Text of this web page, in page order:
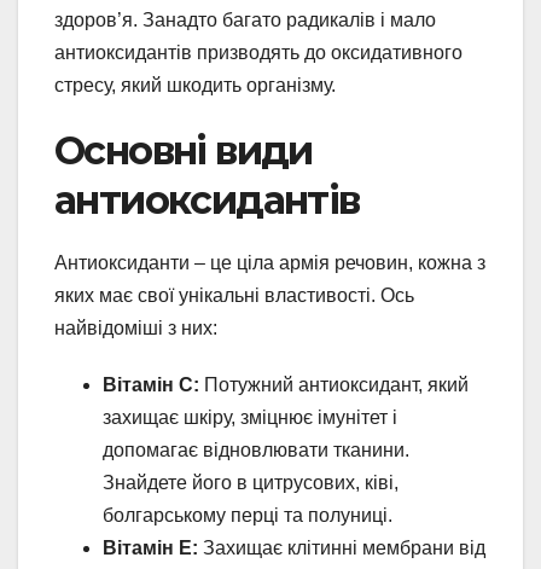
здоров’я. Занадто багато радикалів і мало
антиоксидантів призводять до оксидативного
стресу, який шкодить організму.
Основні види
антиоксидантів
Антиоксиданти – це ціла армія речовин, кожна з
яких має свої унікальні властивості. Ось
найвідоміші з них:
Вітамін C: Потужний антиоксидант, який
захищає шкіру, зміцнює імунітет і
допомагає відновлювати тканини.
Знайдете його в цитрусових, ківі,
болгарському перці та полуниці.
Вітамін E: Захищає клітинні мембрани від